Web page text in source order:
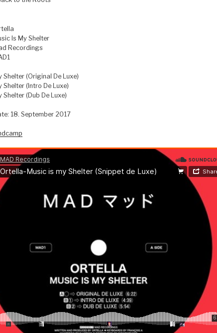
Is My Shelter
Recordings
Shelter (Original De Luxe)
Shelter (Intro De Luxe)
Shelter (Dub De Luxe)
18. September 2017